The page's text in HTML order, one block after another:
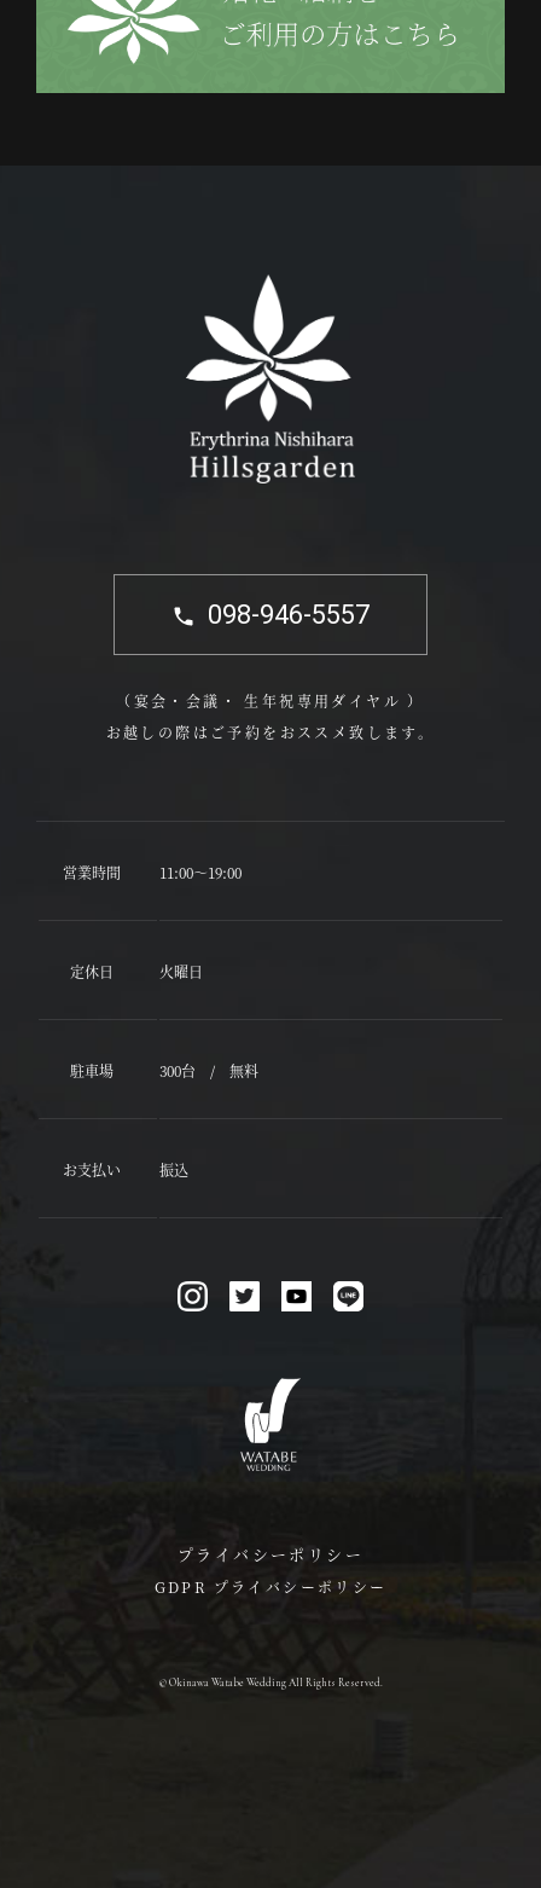
098-946-5557
（宴会・会議・ 生年祝専用ダイヤル ）
お越しの際はご予約をおススメ致します。
営業時間 11:00～19:00
定休日 火曜日
駐車場 300台 / 無料
お支払い 振込
プライバシーポリシー
GDPR プライバシーポリシー
© Okinawa Watabe Wedding All Rights Reserved.